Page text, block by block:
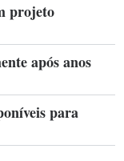
projeto
após anos
para